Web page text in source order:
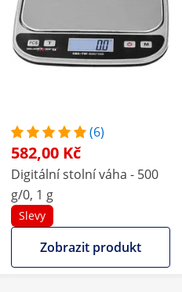
(6)
582,00 Kč
Digitální stolní váha - 500
g/0, 1 g
Slevy
Zobrazit produkt